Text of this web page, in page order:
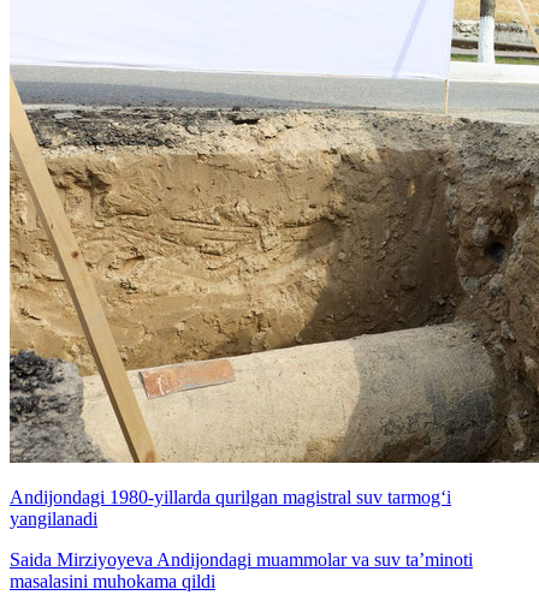
Andijondagi 1980-yillarda qurilgan magistral suv tarmog‘i
yangilanadi
Saida Mirziyoyeva Andijondagi muammolar va suv ta’minoti
masalasini muhokama qildi